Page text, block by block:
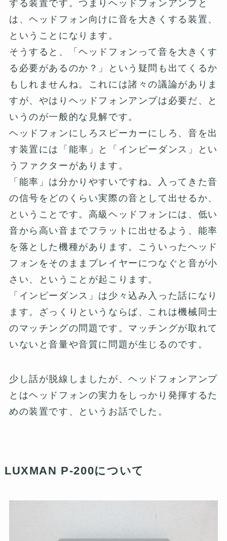
する装置です。つまりヘッドフォンアンプと
は、ヘッドフォン向けに音を大きくする装置、
ということになります。
そうすると、「ヘッドフォンって音を大きくす
る必要があるのか？」という疑問も出てくるか
もしれませんね。これには諸々の議論がありま
すが、やはりヘッドフォンアンプは必要だ、と
いうのが一般的な見解です。
ヘッドフォンにしろスピーカーにしろ、音を出
す装置には「能率」と「インピーダンス」とい
うファクターがあります。
「能率」は分かりやすいですね。入ってきた音
の信号をどのくらい実際の音として出せるか、
ということです。高級ヘッドフォンには、低い
音から高い音までフラットに出せるよう、能率
を落とした機種があります。こういったヘッド
フォンをそのままプレイヤーにつなぐと音が小
さい、ということが起こります。
「インピーダンス」は少々込み入った話になり
ます。ざっくりというならば、これは機械同士
のマッチングの問題です。マッチングが取れて
いないと音量や音質に問題が生じるのです。
少し話が脱線しましたが、ヘッドフォンアンプ
とはヘッドフォンの実力をしっかり発揮するた
めの装置です、というお話でした。
LUXMAN P-200について